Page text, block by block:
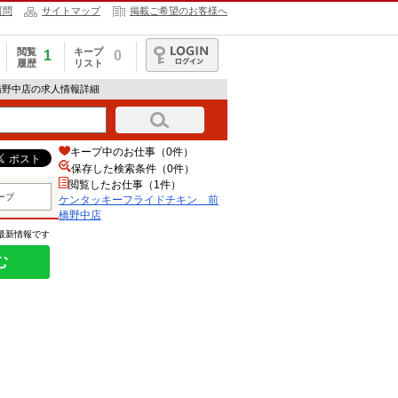
問 サイトマップ 掲載ご希望のお客様へ
閲覧
履歴
1
キープ
リスト
0
ログイン
中店の求人情報詳細
プ
新情報です
キープ中のお仕事（0件）
保存した検索条件（0件）
閲覧したお仕事（1件）
ケンタッキーフライドチキン 前
橋野中店